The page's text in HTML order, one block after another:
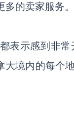
的卖家服务。
表示感到非
境内的每个